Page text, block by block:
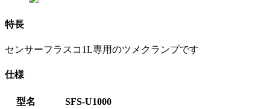
特長
センサーフラスコ1L専用のツメクランプです
仕様
型名
SFS-U1000